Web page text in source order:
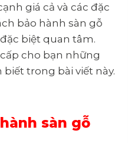
giá cả và các đặc
bảo hành sàn gỗ
biệt quan tâm.
cho bạn những
trong bài viết này.
sàn gỗ